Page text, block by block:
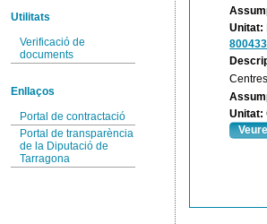
Utilitats
Verificació de
documents
Enllaços
Portal de contractació
Portal de transparència
de la Diputació de
Tarragona
Unitat:
Unitat: